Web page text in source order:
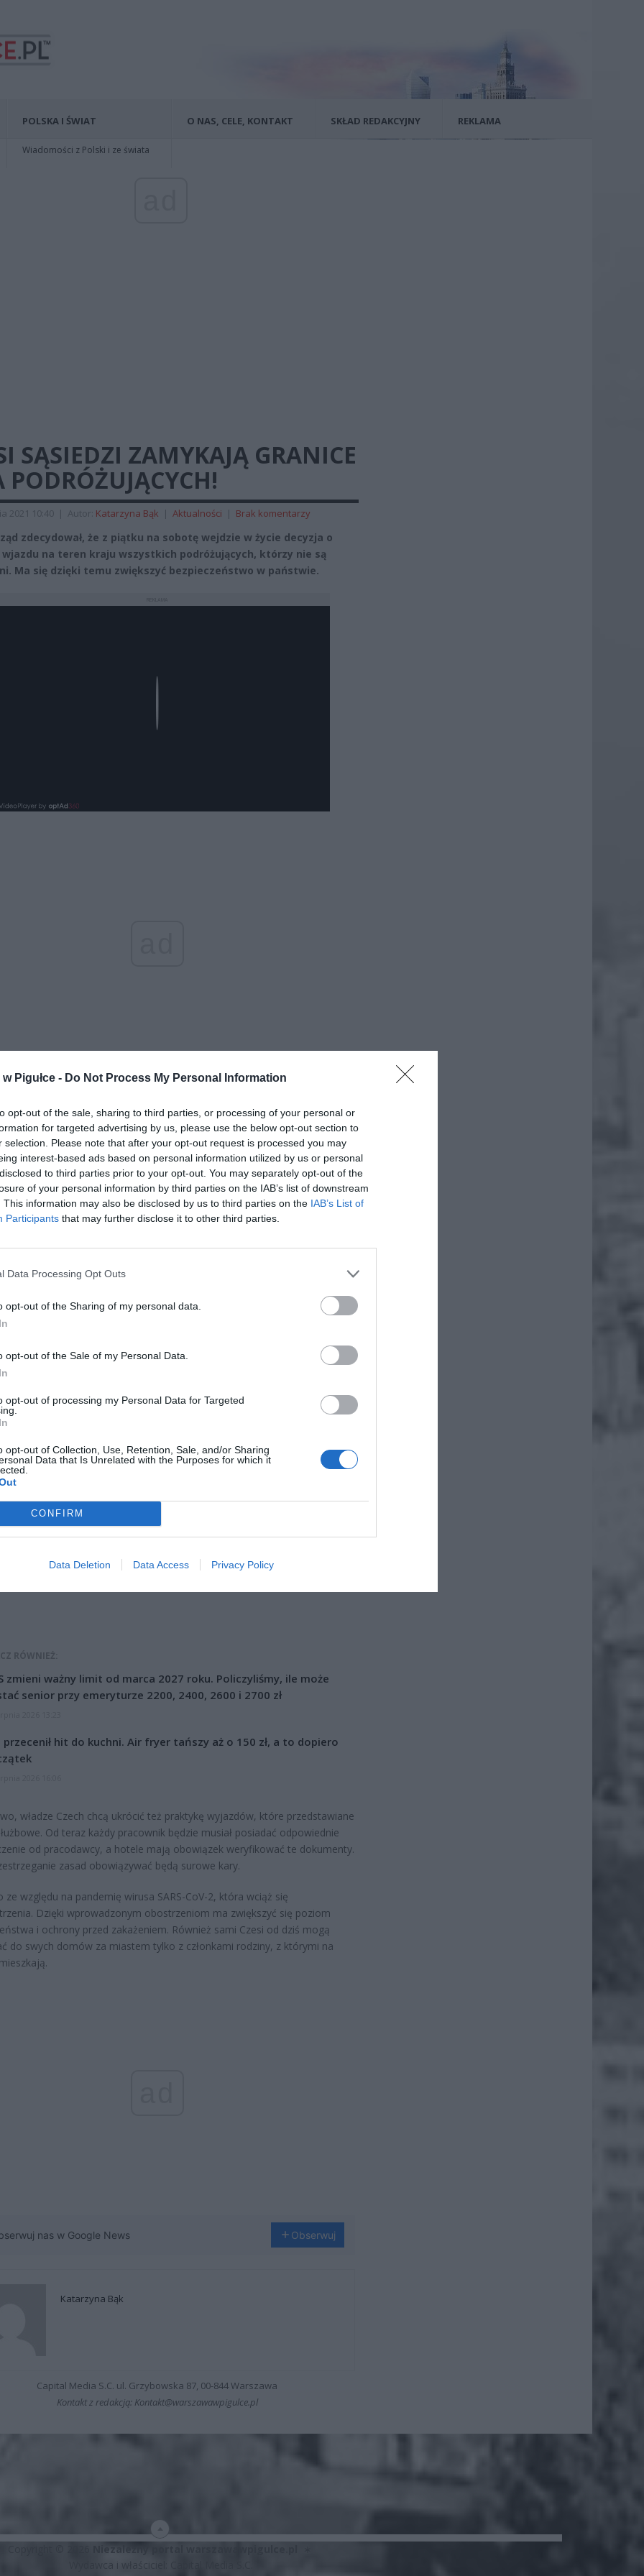
Pigułce - Do Not Process My Personal Information
opt-out of the sale, sharing to third parties, or processing of your personal or
for targeted advertising by us, please use the below opt-out section to
selection. Please note that after your opt-out request is processed you may
interest-based ads based on personal information utilized by us or personal
to third parties prior to your opt-out. You may separately opt-out of the
of your personal information by third parties on the IAB’s list of downstream
This information may also be disclosed by us to third parties on the IAB’s List of
Participants that may further disclose it to other third parties.
Data Processing Opt Outs
opt-out of the Sharing of my personal data.
opt-out of the Sale of my Personal Data.
opt-out of processing my Personal Data for Targeted
opt-out of Collection, Use, Retention, Sale, and/or Sharing
Data that Is Unrelated with the Purposes for which it
CONFIRM
Data Deletion Data Access Privacy Policy
POLSKA I ŚWIAT
Wiadomości z Polski i ze świata
O NAS, CELE, KONTAKT SKŁAD REDAKCYJNY REKLAMA
SĄSIEDZI ZAMYKAJĄ GRANICE
PODRÓŻUJĄCYCH!
2021 10:40 | Autor: Katarzyna Bąk | Aktualności | Brak komentarzy
zdecydował, że z piątku na sobotę wejdzie w życie decyzja o
na teren kraju wszystkich podróżujących, którzy nie są
Ma się dzięki temu zwiększyć bezpieczeństwo w państwie.
nas do preferowanych źródeł w Google
do kraju. Z piątku na sobotę weszła w życie decyzja o zakazie wjazdu do
podróżujących, którzy nie są niezbędni. W tym wypadku nie będzie
ad
RÓWNIEŻ:
zmieni ważny limit od marca 2027 roku. Policzyliśmy, ile może
senior przy emeryturze 2200, 2400, 2600 i 2700 zł
przecenił hit do kuchni. Air fryer tańszy aż o 150 zł, a to dopiero
władze Czech chcą ukrócić też praktykę wyjazdów, które przedstawiane
Od teraz każdy pracownik będzie musiał posiadać odpowiednie
od pracodawcy, a hotele mają obowiązek weryfikować te dokumenty.
zasad obowiązywać będą surowe kary.
ze względu na pandemię wirusa SARS-CoV-2, która wciąż się
Dzięki wprowadzonym obostrzeniom ma zwiększyć się poziom
i ochrony przed zakażeniem. Również sami Czesi od dziś mogą
do swych domów za miastem tylko z członkami rodziny, z którymi na
nas w Google News Obserwuj
Katarzyna Bąk
Capital Media S.C. ul. Grzybowska 87, 00-844 Warszawa
Kontakt z redakcją: Kontakt@warszawawpigulce.pl
Niezależny portal warszawawpigulce.pl
Wydawca i właściciel: Capital Media S.C.